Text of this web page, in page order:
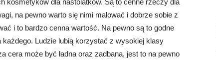
kosmetyków dla nastolatków. Są to cenne rzeczy dla
na pewno warto się nimi malować i dobrze sobie z
i to bardzo cenna wartość. Na pewno są to godne
Ludzie lubią korzystać z wysokiej klasy
cera może być ładna oraz zadbana, jest to na pewno